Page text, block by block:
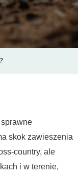
Jest
Jaki
Teren
skok zawieszenia
country, ale
i w terenie,